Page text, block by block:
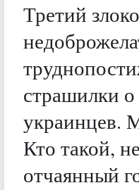
Третий
страшилки
украинцев.
Кто такой,
отчаянный